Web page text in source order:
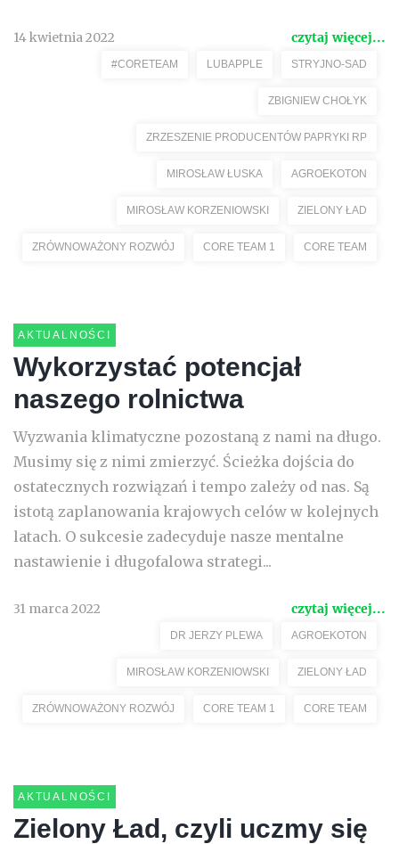
14 kwietnia 2022 czytaj więcej...
#CORETEAM LUBAPPLE STRYJNO-SAD
ZBIGNIEW CHOŁYK
ZRZESZENIE PRODUCENTÓW PAPRYKI RP
MIROSŁAW ŁUSKA AGROEKOTON
MIROSŁAW KORZENIOWSKI ZIELONY ŁAD
ZRÓWNOWAŻONY ROZWÓJ CORE TEAM 1 CORE TEAM
AKTUALNOŚCI
Wykorzystać potencjał
naszego rolnictwa
Wyzwania klimatyczne pozostaną z nami na długo.
Musimy się z nimi zmierzyć. Ścieżka dojścia do
ostatecznych rozwiązań i tempo zależy od nas. Są
istotą zaplanowania krajowych celów w kolejnych
latach. O sukcesie zadecyduje nasze mentalne
nastawienie i długofalowa strategi...
31 marca 2022 czytaj więcej...
DR JERZY PLEWA AGROEKOTON
MIROSŁAW KORZENIOWSKI ZIELONY ŁAD
ZRÓWNOWAŻONY ROZWÓJ CORE TEAM 1 CORE TEAM
AKTUALNOŚCI
Zielony Ład, czyli uczmy się